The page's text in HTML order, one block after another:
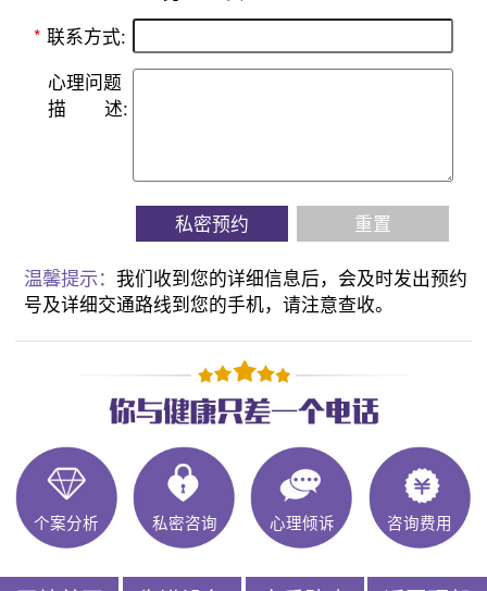
* 联系方式:
心理问题
描
述:
私密预约 重置
温馨提示：我们收到您的详细信息后，会及时发出预约
号及详细交通路线到您的手机，请注意查收。
个案分析 私密咨询 心理倾诉 咨询费用